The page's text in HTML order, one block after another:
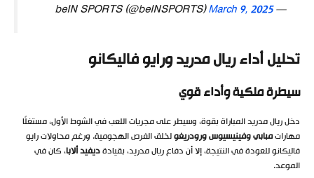
— beIN SPORTS (@beINSPORTS)
March 9, 2025
تحليل أداء ريال مدريد ورايو فاليكانو
سيطرة ملكية وأداء قوي
دخل ريال مدريد المباراة بقوة، وسيطر على مجريات اللعب في الشوط الأول، مستغلًا
مهاراتمبابي وفينيسيوس ورودريغولخلق الفرص الهجومية. ورغم محاولات رايو
فاليكانو للعودة في النتيجة، إلا أن دفاع ريال مدريد، بقيادةديفيد ألابا، كان في
الموعد.